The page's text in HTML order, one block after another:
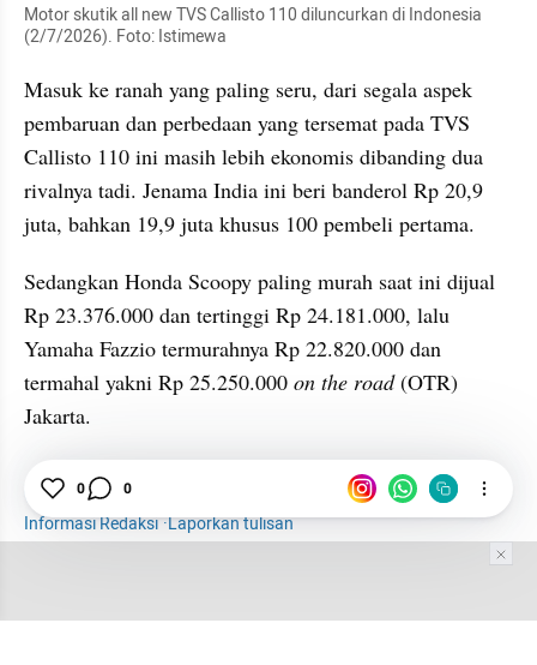
Motor skutik all new TVS Callisto 110 diluncurkan di Indonesia
(2/7/2026). Foto: Istimewa
Masuk ke ranah yang paling seru, dari segala aspek
pembaruan dan perbedaan yang tersemat pada TVS
Callisto 110 ini masih lebih ekonomis dibanding dua
rivalnya tadi. Jenama India ini beri banderol Rp 20,9
juta, bahkan 19,9 juta khusus 100 pembeli pertama.
Sedangkan Honda Scoopy paling murah saat ini dijual
Rp 23.376.000 dan tertinggi Rp 24.181.000, lalu
Yamaha Fazzio termurahnya Rp 22.820.000 dan
termahal yakni Rp 25.250.000 on the road (OTR)
Jakarta.
TVS TVS Callisto
Otomotif
Informasi Redaksi·Laporkan tulisan
0 0